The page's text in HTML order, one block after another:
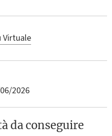
Virtuale
2026
da conseguire